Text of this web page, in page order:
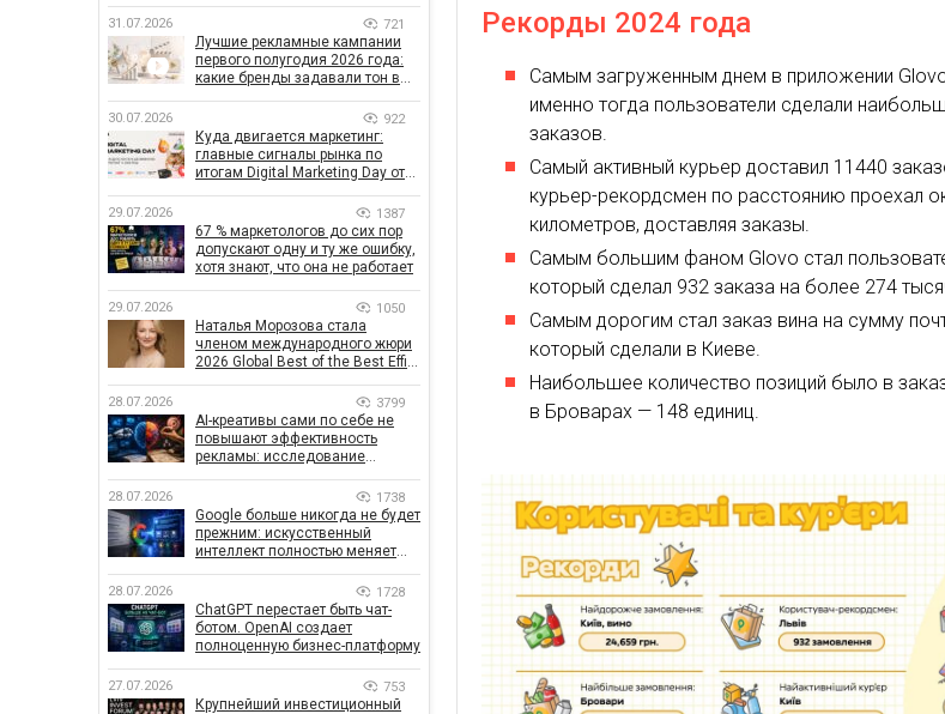
Рекорды 2024 года
Самым загруженным днем в приложении
именно тогда пользователи сделали
заказов.
Самый активный курьер доставил 11440
курьер-рекордсмен по расстоянию проехал
километров, доставляя заказы.
Самым большим фаном Glovo стал
который сделал 932 заказа на более 274
Самым дорогим стал заказ вина на сумму
который сделали в Киеве.
Наибольшее количество позиций было в
в Броварах — 148 единиц.
31.07.2026 721
Лучшие рекламные кампании
первого полугодия 2026 года:
какие бренды задавали тон в
30.07.2026 922
Куда двигается маркетинг:
главные сигналы рынка по
итогам Digital Marketing Day от
29.07.2026 1387
67 % маркетологов до сих пор
допускают одну и ту же ошибку,
хотя знают, что она не работает
29.07.2026 1050
Наталья Морозова стала
членом международного жюри
2026 Global Best of the Best Effie
28.07.2026 3799
AI-креативы сами по себе не
повышают эффективность
рекламы: исследование
влияет на эффективность
кампаний
28.07.2026 1738
Google больше никогда не будет
прежним: искусственный
интеллект полностью меняет
28.07.2026 1728
ChatGPT перестает быть чат-
ботом. OpenAI создает
полноценную бизнес-платформу
27.07.2026 753
Крупнейший инвестиционный